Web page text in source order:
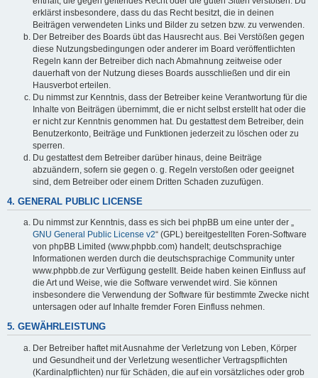
erklärst insbesondere, dass du das Recht besitzt, die in deinen
Beiträgen verwendeten Links und Bilder zu setzen bzw. zu verwenden.
Der Betreiber des Boards übt das Hausrecht aus. Bei Verstößen gegen
diese Nutzungsbedingungen oder anderer im Board veröffentlichten
Regeln kann der Betreiber dich nach Abmahnung zeitweise oder
dauerhaft von der Nutzung dieses Boards ausschließen und dir ein
Hausverbot erteilen.
Du nimmst zur Kenntnis, dass der Betreiber keine Verantwortung für die
Inhalte von Beiträgen übernimmt, die er nicht selbst erstellt hat oder die
er nicht zur Kenntnis genommen hat. Du gestattest dem Betreiber, dein
Benutzerkonto, Beiträge und Funktionen jederzeit zu löschen oder zu
sperren.
Du gestattest dem Betreiber darüber hinaus, deine Beiträge
abzuändern, sofern sie gegen o. g. Regeln verstoßen oder geeignet
sind, dem Betreiber oder einem Dritten Schaden zuzufügen.
4. GENERAL PUBLIC LICENSE
Du nimmst zur Kenntnis, dass es sich bei phpBB um eine unter der „
GNU General Public License v2“ (GPL) bereitgestellten Foren-Software
von phpBB Limited (www.phpbb.com) handelt; deutschsprachige
Informationen werden durch die deutschsprachige Community unter
www.phpbb.de zur Verfügung gestellt. Beide haben keinen Einfluss auf
die Art und Weise, wie die Software verwendet wird. Sie können
insbesondere die Verwendung der Software für bestimmte Zwecke nicht
untersagen oder auf Inhalte fremder Foren Einfluss nehmen.
5. GEWÄHRLEISTUNG
Der Betreiber haftet mit Ausnahme der Verletzung von Leben, Körper
und Gesundheit und der Verletzung wesentlicher Vertragspflichten
(Kardinalpflichten) nur für Schäden, die auf ein vorsätzliches oder grob